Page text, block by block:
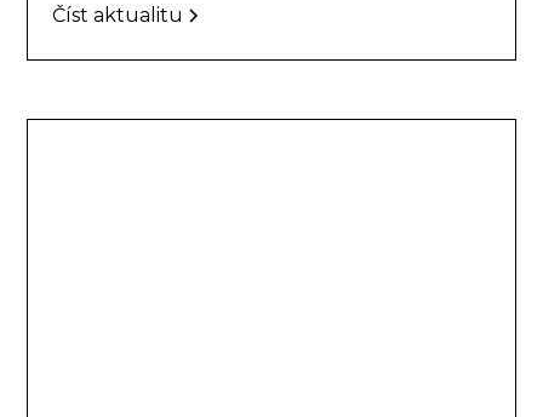
Číst aktualitu